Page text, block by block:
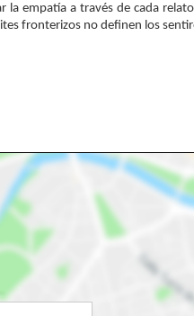
empatía a través de cada
fronterizos no definen los